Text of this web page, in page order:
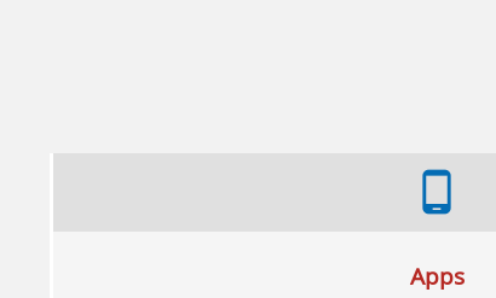
phone_android
Apps